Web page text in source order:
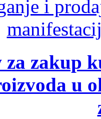
za zakup
u